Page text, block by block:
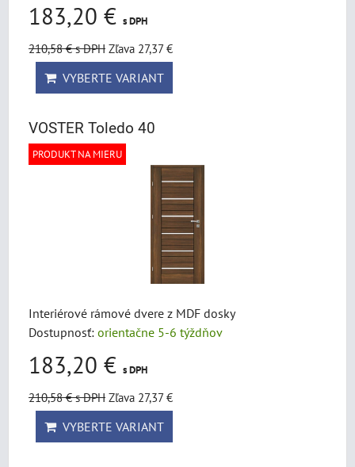
183,20 € s DPH
210,58 €s DPH Zľava 27,37 €
VYBERTE VARIANT
VOSTER Toledo 40
PRODUKT NA MIERU
Interiérové rámové dvere z MDF dosky
Dostupnosť: orientačne 5-6 týždňov
183,20 € s DPH
210,58 €s DPH Zľava 27,37 €
VYBERTE VARIANT